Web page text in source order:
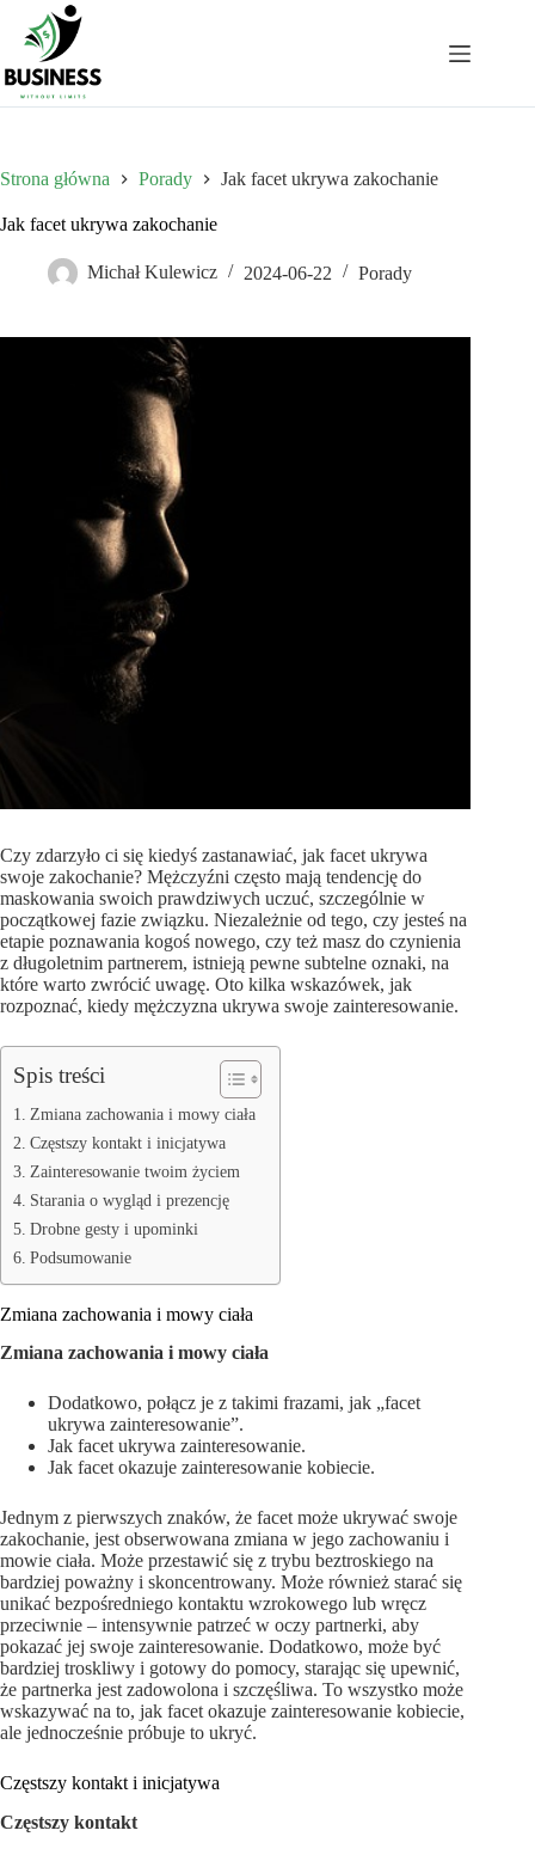
Przejdź
treści
Strona główna Porady Jak facet ukrywa zakochanie
Jak facet ukrywa zakochanie
Michał Kulewicz 2024-06-22 Porady
Czy zdarzyło ci się kiedyś zastanawiać, jak facet ukrywa
swoje zakochanie? Mężczyźni często mają tendencję do
maskowania swoich prawdziwych uczuć, szczególnie w
początkowej fazie związku. Niezależnie od tego, czy jesteś na
etapie poznawania kogoś nowego, czy też masz do czynienia
z długoletnim partnerem, istnieją pewne subtelne oznaki, na
które warto zwrócić uwagę. Oto kilka wskazówek, jak
rozpoznać, kiedy mężczyzna ukrywa swoje zainteresowanie.
Spis treści
Zmiana zachowania i mowy ciała
Częstszy kontakt i inicjatywa
Zainteresowanie twoim życiem
Starania o wygląd i prezencję
Drobne gesty i upominki
Podsumowanie
Zmiana zachowania i mowy ciała
Zmiana zachowania i mowy ciała
Dodatkowo, połącz je z takimi frazami, jak „facet
ukrywa zainteresowanie”.
Jak facet ukrywa zainteresowanie.
Jak facet okazuje zainteresowanie kobiecie.
Jednym z pierwszych znaków, że facet może ukrywać swoje
zakochanie, jest obserwowana zmiana w jego zachowaniu i
mowie ciała. Może przestawić się z trybu beztroskiego na
bardziej poważny i skoncentrowany. Może również starać się
unikać bezpośredniego kontaktu wzrokowego lub wręcz
przeciwnie – intensywnie patrzeć w oczy partnerki, aby
pokazać jej swoje zainteresowanie. Dodatkowo, może być
bardziej troskliwy i gotowy do pomocy, starając się upewnić,
że partnerka jest zadowolona i szczęśliwa. To wszystko może
wskazywać na to, jak facet okazuje zainteresowanie kobiecie,
ale jednocześnie próbuje to ukryć.
Częstszy kontakt i inicjatywa
Częstszy kontakt